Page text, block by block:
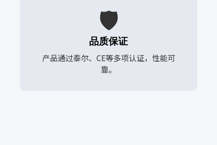
🛡️
品质保证
产品通过泰尔、CE等多项认证，性能可
靠。